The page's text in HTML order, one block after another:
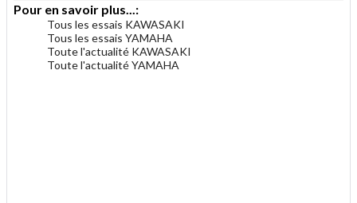
Pour en savoir plus...:
Tous les essais KAWASAKI
Tous les essais YAMAHA
Toute l'actualité KAWASAKI
Toute l'actualité YAMAHA